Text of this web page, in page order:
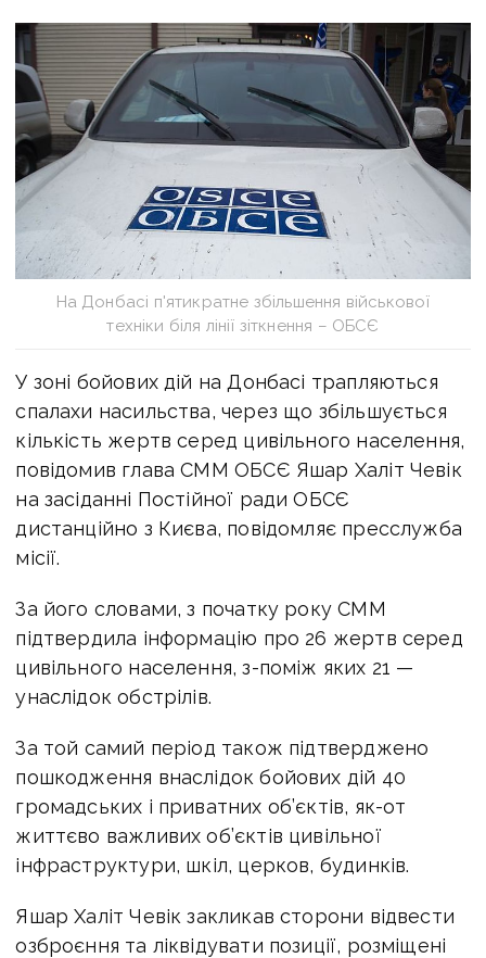
На Донбасі п'ятикратне збільшення військової
техніки біля лінії зіткнення – ОБСЄ
У зоні бойових дій на Донбасі трапляються
спалахи насильства, через що збільшується
кількість жертв серед цивільного населення,
повідомив глава СММ ОБСЄ Яшар Халіт Чевік
на засіданні Постійної ради ОБСЄ
дистанційно з Києва, повідомляє пресслужба
місії.
За його словами, з початку року СММ
підтвердила інформацію про 26 жертв серед
цивільного населення, з-поміж яких 21 —
унаслідок обстрілів.
За той самий період також підтверджено
пошкодження внаслідок бойових дій 40
громадських і приватних об’єктів, як-от
життєво важливих об’єктів цивільної
інфраструктури, шкіл, церков, будинків.
Яшар Халіт Чевік закликав сторони відвести
озброєння та ліквідувати позиції, розміщені